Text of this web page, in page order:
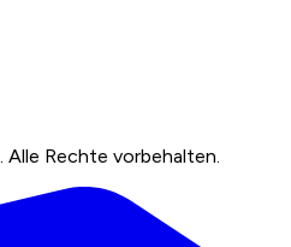
Alle Rechte vorbehalten.